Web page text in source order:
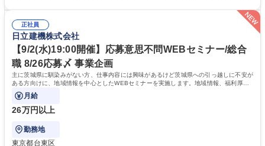
験で経営管理部内で経理へ異動した方もいらっしゃいます。年3回の面談
や個別面談を通してご自身のキャリアと向き合っていただき、会社として
もバックアップしていきます。 学歴・資格 学歴：大学院 大学 高専 短大
専修学校 高校 語学力： 資格：
正社員
日立建機株式会社
【9/2(水)19:00開催】応募意思不問WEBセミナー/総合
職 8/26応募〆 事業企画
主に茨城県に馴染みがない方、仕事内容には興味があるけど茨城県への引っ越しに不安が
ある方向けに、地域情報を中心としたWEBセミナーを実施します。地域情報、福利厚生
情報等をお伝えします。
月給
26万円以上
勤務地
東京都台東区